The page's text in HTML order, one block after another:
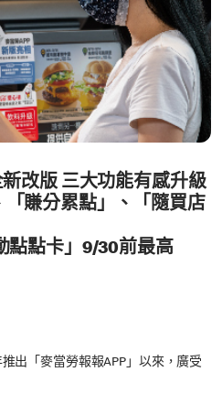
新改版 三大功能有感升級
賺分累點」、「隨買店
點點卡」9/30前最高
出「麥當勞報報APP」以來，廣受